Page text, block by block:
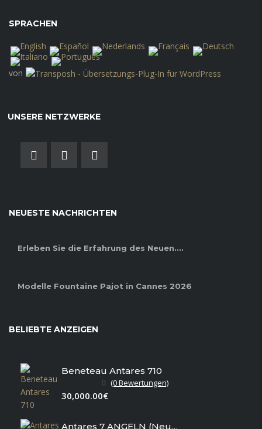
SPRACHEN
von
UNSERE NETZWERKE
NEUESTE NACHRICHTEN
Erleben Sie die Erfahrung des Neuen....
Modelle Fountaine Pajot in Cannes 2026
BELIEBTE ANZEIGEN
Beneteau Antares 710
0 (0 Bewertungen)
30,000.00€
Antares 7 ANGELN (Neu auf Lager)